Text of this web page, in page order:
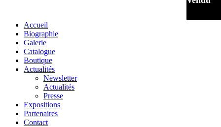
Accueil
Biographie
Galerie
Catalogue
Boutique
Actualités
Newsletter
Actualités
Presse
Expositions
Partenaires
Contact